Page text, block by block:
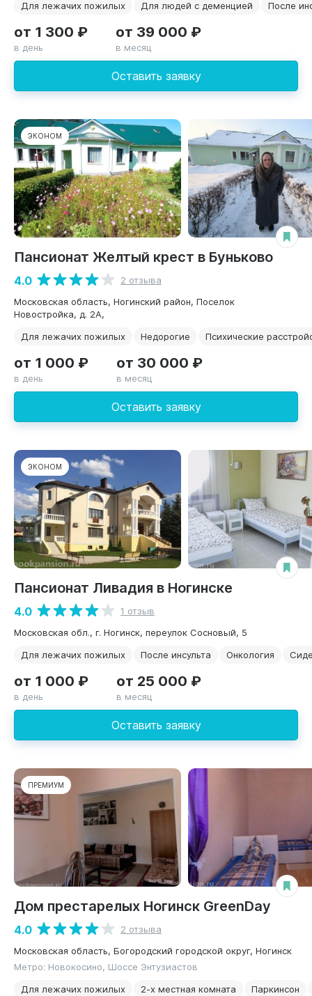
Для лежачих пожилых Для людей с деменцией После
Оставить заявку
от 1 300 ₽
в день
от 39 000 ₽
в месяц
ЭКОНОМ
Пансионат Желтый крест в Буньково
4.0
2 отзыва
Московская область, Ногинский район, Поселок
Новостройка, д. 2А,
Для лежачих пожилых
Недорогие Психические
Оставить заявку
от 1 000 ₽
в день
от 30 000 ₽
в месяц
ЭКОНОМ
Пансионат Ливадия в Ногинске
4.0
1 отзыв
Московская обл., г. Ногинск, переулок Сосновый, 5
Для лежачих пожилых
После инсульта Онкология
Оставить заявку
от 1 000 ₽
в день
от 25 000 ₽
в месяц
ПРЕМИУМ
Дом престарелых Ногинск GreenDay
4.0
2 отзыва
Московская область, Богородский городской округ, Ногинск
Метро: Новокосино, Шоссе Энтузиастов
Для лежачих пожилых
2-х местная комната Паркинсон